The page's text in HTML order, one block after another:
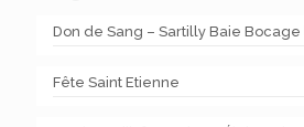
Don de Sang – Sartilly Baie Bocage
Fête Saint Etienne